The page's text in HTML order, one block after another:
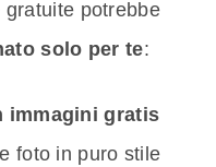
potrebbe
solo per te:
immagini gratis
foto in puro stile